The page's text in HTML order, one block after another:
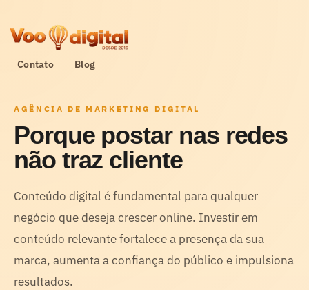
Contato Blog
AGÊNCIA DE MARKETING DIGITAL
Porque postar nas redes
não traz cliente
Conteúdo digital é fundamental para qualquer
negócio que deseja crescer online. Investir em
conteúdo relevante fortalece a presença da sua
marca, aumenta a confiança do público e impulsiona
resultados.